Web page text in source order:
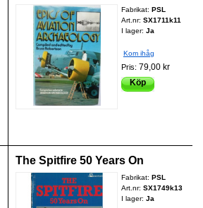
Fabrikat: PSL
Art.nr: SX1711k11
I lager: Ja
Kom ihåg
Pris: 79,00 kr
Köp
The Spitfire 50 Years On
Fabrikat: PSL
Art.nr: SX1749k13
I lager: Ja